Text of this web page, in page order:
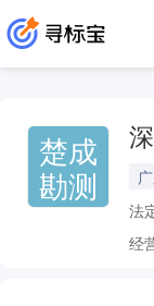
楚成
勘测
法
经